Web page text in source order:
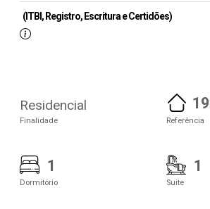
(ITBI, Registro, Escritura e Certidões)
Residencial
Finalidade Referência
1
Dormitório
1
Suite